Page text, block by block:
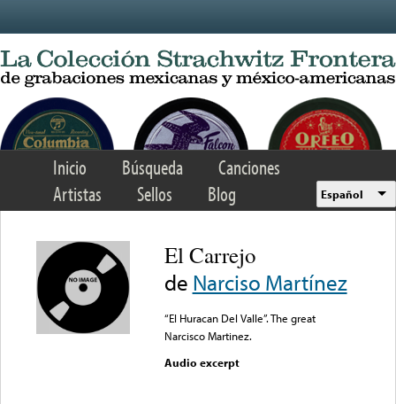
Inicio Búsqueda
Canciones
Artistas
Sellos Blog Español
El Carrejo
de Narciso Martínez
“El Huracan Del Valle”. The great
Narcisco Martinez.
Audio excerpt